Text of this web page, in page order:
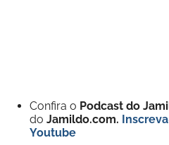
Confira o Podcast do
do Jamildo.com.
Youtube